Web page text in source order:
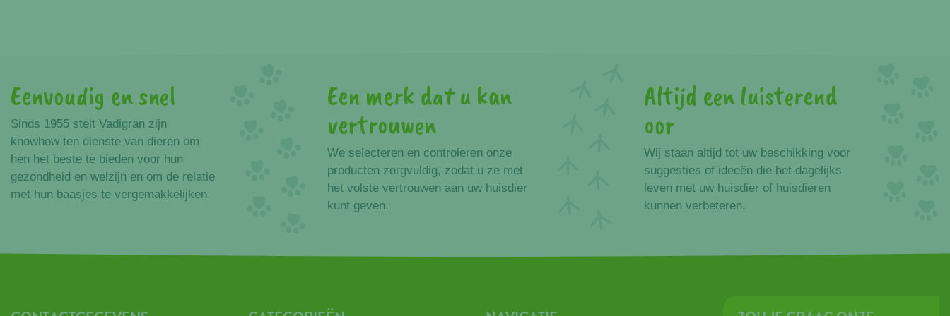
Voordelen
Eenvoudig en snel
Sinds 1955 stelt Vadigran zijn
knowhow ten dienste van dieren om
hen het beste te bieden voor hun
gezondheid en welzijn en om de relatie
met hun baasjes te vergemakkelijken.
Een merk dat u kan
vertrouwen
We selecteren en controleren onze
producten zorgvuldig, zodat u ze met
het volste vertrouwen aan uw huisdier
kunt geven.
Altijd een luisterend
oor
Wij staan altijd tot uw beschikking voor
suggesties of ideeën die het dagelijks
leven met uw huisdier of huisdieren
kunnen verbeteren.